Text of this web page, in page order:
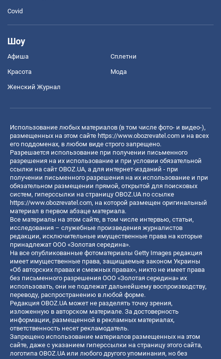
Covid
Шоу
Афиша Сплетни
Красота Мода
Женский Журнал
Использование любых материалов (в том числе фото- и видео-),
размещенных на этом сайте https://www.obozrevatel.com и на всех
его поддоменах, в любом виде строго запрещено.
Разрешается использование при получении письменного
разрешения на их использование и при условии обязательной
ссылки на сайт OBOZ.UA, а для интернет-изданий - при
получении письменного разрешения на их использование и при
обязательном размещении прямой, открытой для поисковых
систем, гиперссылки на страницу OBOZ.UA по ссылке
https://www.obozrevatel.com, на которой размещен оригинальный
материал в первом абзаце материала.
Все материалы на этом сайте, в том числе интервью, статьи,
исследования – служебные произведения журналистов
редакции, исключительные имущественные права на которые
принадлежат ООО «Золотая середина».
На все опубликованные фотоматериалы Getty Images редакция
имеет имущественные права, защищаемые законом Украины
«Об авторских правах и смежных правах», никто не имеет права
без письменного разрешения ООО «Золотая середина» их
использовать, они не подлежат дальнейшему воспроизводству,
переводу, распространению в любой форме.
Редакция OBOZ.UA может не разделять точку зрения,
изложенную в авторском материале. За достоверность
информации, размещенной в рекламных материалах,
ответственность несет рекламодатель.
Запрещено использование материалов размещенных на этом
сайте, даже с указанием гиперссылки на страницу этого сайта,
логотипа OBOZ.UA или любого другого упоминания, но без